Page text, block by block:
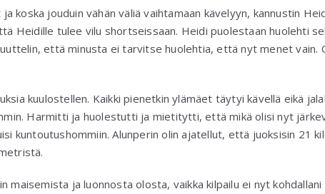
koska jouduin vähän väliä vaihtamaan kävelyyn, kannustin
Heidille tulee vilu shortseissaan. Heidi puolestaan huolehti
että minusta ei tarvitse huolehtia, että nyt menet vain.
kuulostellen. Kaikki pienetkin ylämäet täytyi kävellä eikä
Harmitti ja huolestutti ja mietitytti, että mikä olisi nyt
kuntoutushommiin. Alunperin olin ajatellut, että juoksisin 21
maisemista ja luonnosta olosta, vaikka kilpailu ei nyt